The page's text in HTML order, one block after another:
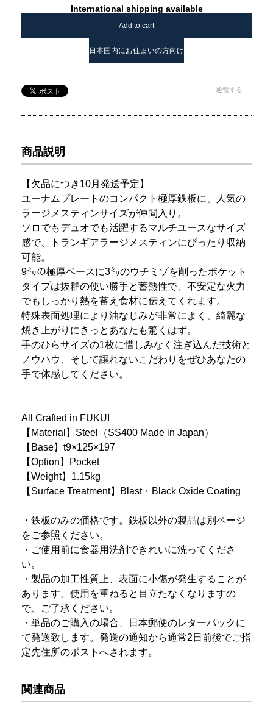
International shipping available
Add to cart
日本国内にお住まいの方向け
通報する
商品説明
【欠品につき10月発送予定】
ユーナムプレートのコンパクト極厚鉄板に、人気の
ラージメスティンサイズが仲間入り。
ソロでもデュオでも活躍するマルチユースなサイズ
感で、トランギアラージメスティンにぴったり収納
可能。
9㍉の極厚ベースに3㍉のウチミゾを削ったポケット
タイプは抜群の使い勝手と蓄熱性で、不安定な火力
でもしっかり熱を蓄え食材に伝えてくれます。
特殊表面処理により油なじみが非常によく、綺麗な
焼き上がりにきっとあなたも驚くはず。
手のひらサイズの1枚に惜しみなく注ぎ込んだ技術と
ノウハウ、そして譲れないこだわりをぜひあなたの
手で体感してください。
All Crafted in FUKUI
【Material】Steel（SS400 Made in Japan）
【Base】t9×125×197
【Option】Pocket
【Weight】1.15kg
【Surface Treatment】Blast・Black Oxide Coating
・鉄板のみの価格です。鉄板以外の製品は別ページ
をご参照ください。
・ご使用前に食器用洗剤できれいに洗ってくださ
い。
・製品の加工性質上、表面に小傷が発生することが
あります。使用を重ねると目立たなくなりますの
で、ご了承ください。
・単品のご購入の場合、日本郵便のレターパックに
て発送致します。発送の通知から通常2日前後でご指
定先住所のポストへされます。
関連商品